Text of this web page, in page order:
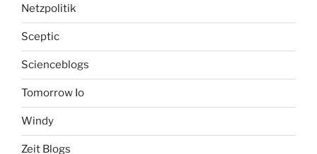
Netzpolitik
Sceptic
Scienceblogs
Tomorrow Io
Windy
Zeit Blogs